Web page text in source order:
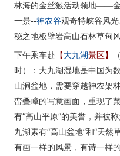
林海的金丝猴活动领地――
一景--神农谷观奇特峡谷风
秘之地板壁岩高山石林草甸风
下午乘车赴 【大九湖景区】
时）：大九湖湿地是中国为
山涧盆地，需要穿越神农架
峦叠嶂的写意画面，重现了
有“高山平原”的美誉，并被
九湖素有“高山盆地”和“天然
有画一样的风景，有诗一样